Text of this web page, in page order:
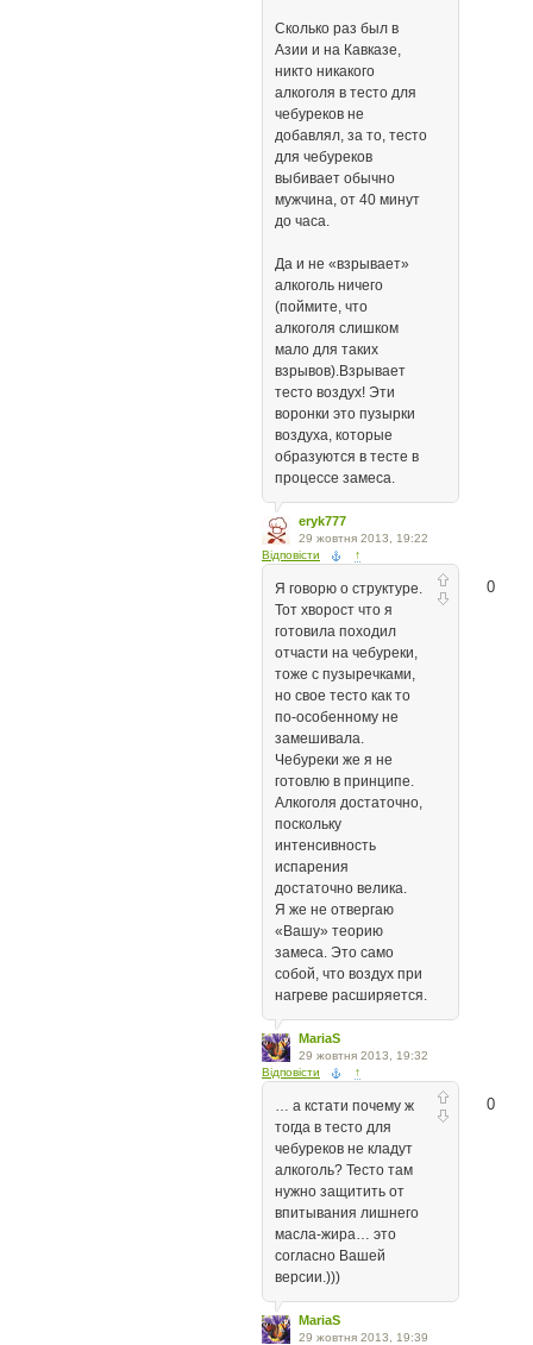
Сколько раз был в
Азии и на Кавказе,
никто никакого
алкоголя в тесто для
чебуреков не
добавлял, за то, тесто
для чебуреков
выбивает обычно
мужчина, от 40 минут
до часа.
Да и не «взрывает»
алкоголь ничего
(поймите, что
алкоголя слишком
мало для таких
взрывов).Взрывает
тесто воздух! Эти
воронки это пузырки
воздуха, которые
образуются в тесте в
процессе замеса.
eryk777
29 жовтня 2013, 19:22
Відповісти
↑
0
Я говорю о структуре.
Тот хворост что я
готовила походил
отчасти на чебуреки,
тоже с пузыречками,
но свое тесто как то
по-особенному не
замешивала.
Чебуреки же я не
готовлю в принципе.
Алкоголя достаточно,
поскольку
интенсивность
испарения
достаточно велика.
Я же не отвергаю
«Вашу» теорию
замеса. Это само
собой, что воздух при
нагреве расширяется.
MariaS
29 жовтня 2013, 19:32
Відповісти
↑
0
… а кстати почему ж
тогда в тесто для
чебуреков не кладут
алкоголь? Тесто там
нужно защитить от
впитывания лишнего
масла-жира… это
согласно Вашей
версии.)))
MariaS
29 жовтня 2013, 19:39